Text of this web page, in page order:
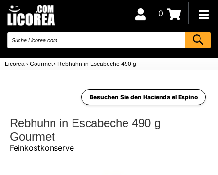
Licorea › Gourmet› Rebhuhn in Escabeche 490 g
0
Besuchen Sie den Hacienda el Espino
Rebhuhn in Escabeche 490 g
Gourmet
Feinkostkonserve